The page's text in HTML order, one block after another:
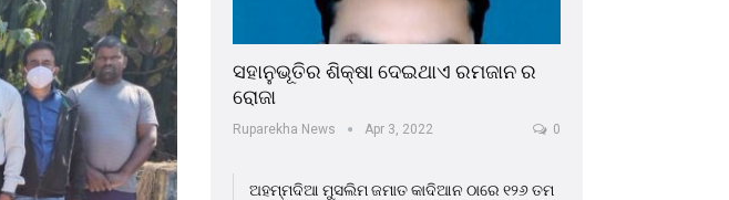
ସହାନୁଭୂତିର ଶିକ୍ଷା ଦେଇଥାଏ ରମଜାନ ର
ରୋଜା
Ruparekha News Apr 3, 2022 0
ଅହମ୍ମଦିଆ ମୁସଲିମ ଜମାତ କାଦିଆନ ଠାରେ ୧୨୬ ତମ